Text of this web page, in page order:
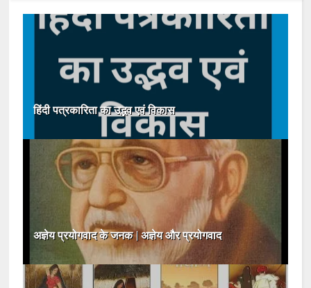
हिंदी पत्रकारिता का उद्भव एवं विकास
अज्ञेय प्रयोगवाद के जनक | अज्ञेय और प्रयोगवाद